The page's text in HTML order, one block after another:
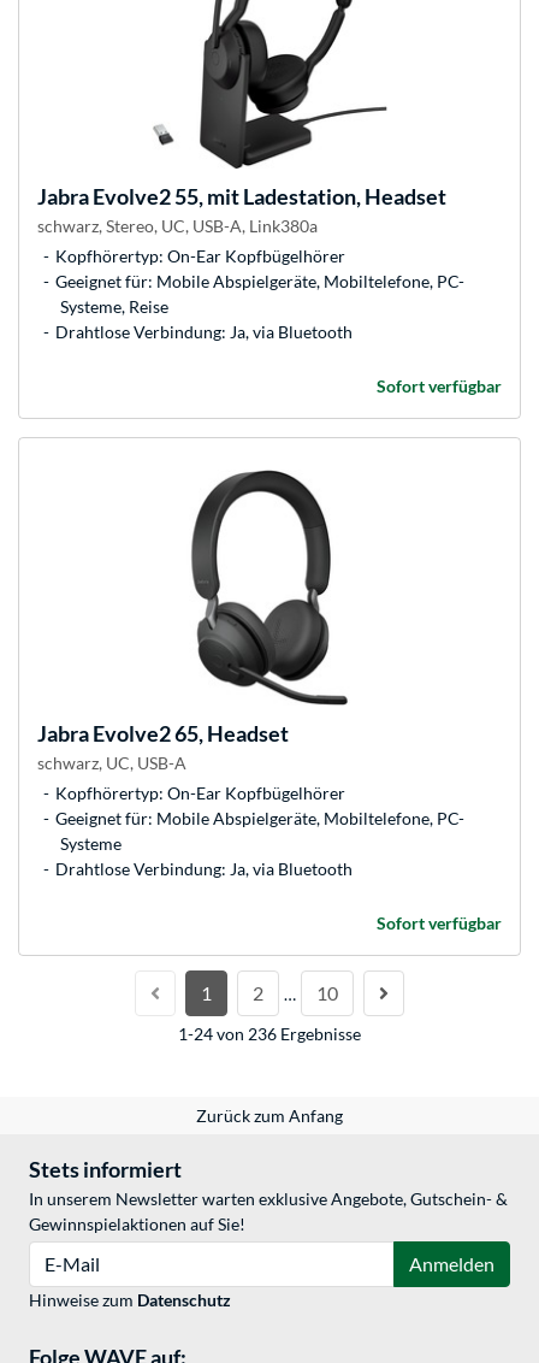
JabraEvolve2 55, mit Ladestation, Headset
schwarz, Stereo, UC, USB-A, Link380a
Kopfhörertyp: On-Ear Kopfbügelhörer
Geeignet für: Mobile Abspielgeräte, Mobiltelefone, PC-
Systeme, Reise
Drahtlose Verbindung: Ja, via Bluetooth
Sofort verfügbar
JabraEvolve2 65, Headset
schwarz, UC, USB-A
Kopfhörertyp: On-Ear Kopfbügelhörer
Geeignet für: Mobile Abspielgeräte, Mobiltelefone, PC-
Systeme
Drahtlose Verbindung: Ja, via Bluetooth
Sofort verfügbar
1 2 … 10
1-24 von 236 Ergebnisse
Zurück zum Anfang
Stets informiert
In unserem Newsletter warten exklusive Angebote, Gutschein- &
Gewinnspielaktionen auf Sie!
Anmelden
Hinweise zum Datenschutz
Folge WAVE auf: